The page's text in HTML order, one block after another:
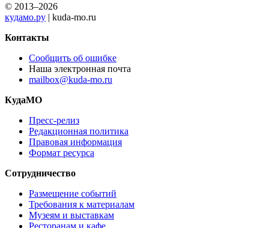
© 2013–2026
кудамо.ру | kuda-mo.ru
Контакты
Сообщить об ошибке
Наша электронная почта
mailbox@kuda-mo.ru
КудаМО
Пресс-релиз
Редакционная политика
Правовая информация
Формат ресурса
Сотрудничество
Размещение событий
Требования к материалам
Музеям и выставкам
Ресторанам и кафе